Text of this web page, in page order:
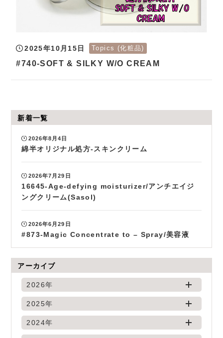
#740-SOFT & SILKY W/O CREAM
2025年10月15日 Topics (化粧品)
新着一覧
2026年8月4日
綿半オリジナル処方-スキンクリーム
2026年7月29日
16645-Age-defying moisturizer/アンチエイジ
ングクリーム(Sasol)
2026年6月29日
#873-Magic Concentrate to – Spray/美容液
アーカイブ
2026年
2025年
2024年